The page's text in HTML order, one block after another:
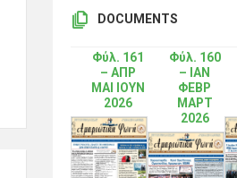
DOCUMENTS
Φύλ. 161
– ΑΠΡ
ΜΑΙ ΙΟΥΝ
2026
Φύλ. 160
– ΙΑΝ
ΦΕΒΡ
ΜΑΡΤ
2026